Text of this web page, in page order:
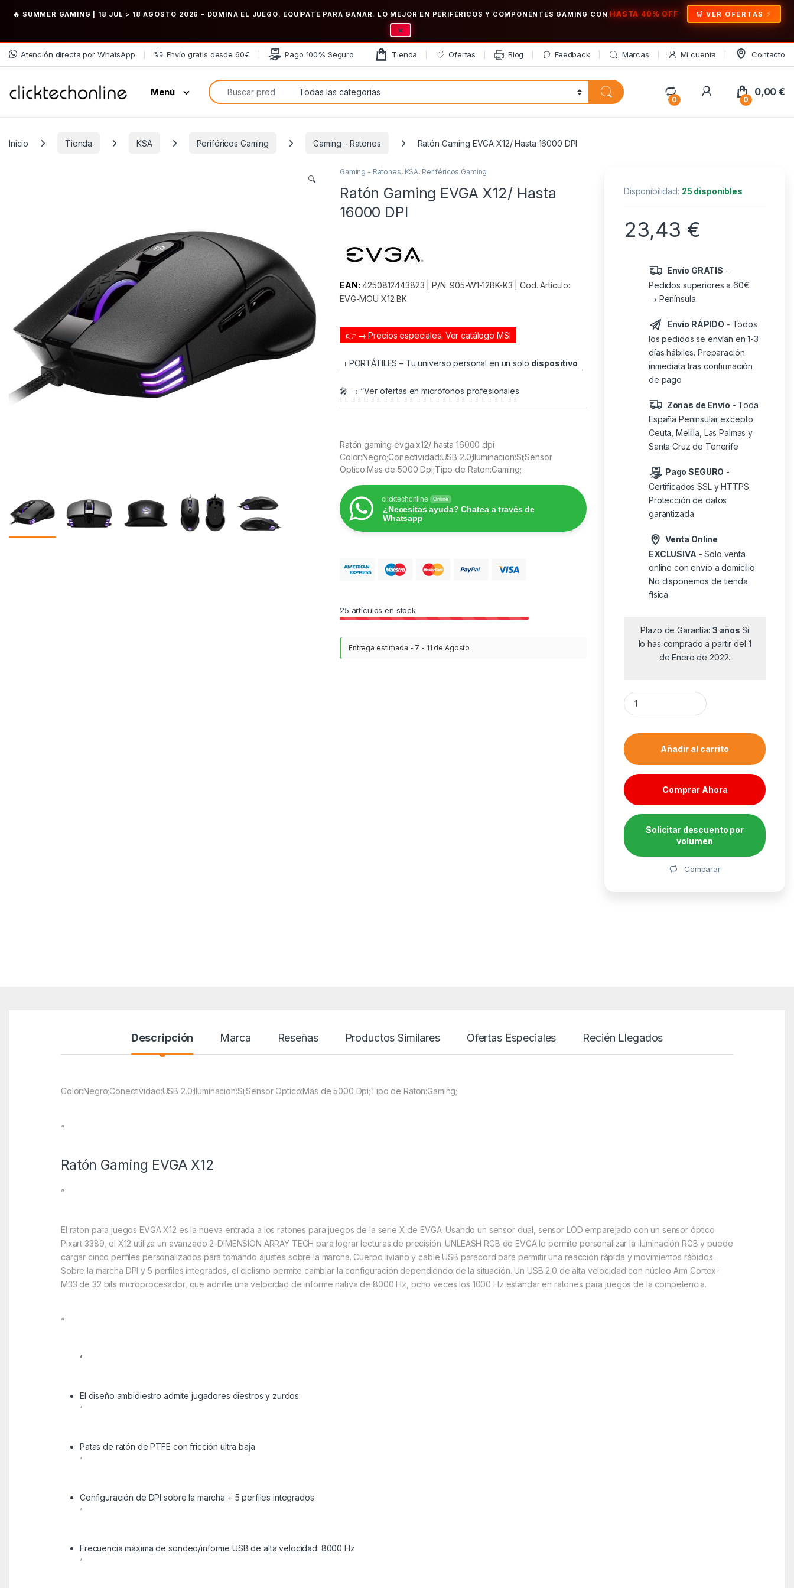
🔥 SUMMER GAMING | 18 JUL > 18 AGOSTO 2026 - DOMINA EL JUEGO. EQUÍPATE PARA GANAR. LO MEJOR EN PERIFÉRICOS Y COMPONENTES GAMING CON HASTA 40% OFF 🛒 VER OFERTAS
×
Saltar a la navegación
Saltar al contenido
Atención directa por WhatsApp Envío gratis desde 60€ Pago 100% Seguro Tienda Ofertas Blog Feedback Marcas Mi cuenta Contacto
Menú
Búsqueda de:
0
My Account
0
0,00€
Inicio Tienda KSA Periféricos Gaming Gaming - Ratones Ratón Gaming EVGA X12/ Hasta 16000 DPI
🔍
Gaming - Ratones, KSA, Periféricos Gaming
Ratón Gaming EVGA X12/ Hasta
16000 DPI
EAN: 4250812443823 | P/N: 905-W1-12BK-K3 | Cod. Artículo:
EVG-MOU X12 BK
👉 → Precios especiales. Ver catálogo MSI
ℹ️ PORTÁTILES – Tu universo personal en un solo dispositivo
🎤 → “Ver ofertas en micrófonos profesionales
Ratón gaming evga x12/ hasta 16000 dpi
Color:Negro;Conectividad:USB 2.0;Iluminacion:Si;Sensor
Optico:Mas de 5000 Dpi;Tipo de Raton:Gaming;
clicktechonline Online
¿Necesitas ayuda? Chatea a través de
Whatsapp
25 artículos en stock
Entrega estimada - 7 - 11 de Agosto
Disponibilidad: 25 disponibles
23,43 €
Envío GRATIS -
Pedidos superiores a 60€
→ Península
Envío RÁPIDO - Todos
los pedidos se envían en 1-3
días hábiles. Preparación
inmediata tras confirmación
de pago
Zonas de Envío - Toda
España Peninsular excepto
Ceuta, Melilla, Las Palmas y
Santa Cruz de Tenerife
Pago SEGURO -
Certificados SSL y HTTPS.
Protección de datos
garantizada
Venta Online
EXCLUSIVA - Solo venta
online con envío a domicilio.
No disponemos de tienda
física
Plazo de Garantía: 3 años Si
lo has comprado a partir del 1
de Enero de 2022.
Ratón Gaming EVGA X12/ Hasta 16000 DPI
Añadir al carrito
Comprar Ahora
Solicitar descuento por
volumen
Comparar
Descripción Marca Reseñas Productos Similares Ofertas Especiales Recién Llegados
Color:Negro;Conectividad:USB 2.0;Iluminacion:Si;Sensor Optico:Mas de 5000 Dpi;Tipo de Raton:Gaming;
“
Ratón Gaming EVGA X12
”
El raton para juegos EVGA X12 es la nueva entrada a los ratones para juegos de la serie X de EVGA. Usando un sensor dual, sensor LOD emparejado con un sensor óptico
Pixart 3389, el X12 utiliza un avanzado 2-DIMENSION ARRAY TECH para lograr lecturas de precisión. UNLEASH RGB de EVGA le permite personalizar la iluminación RGB y puede
cargar cinco perfiles personalizados para tomando ajustes sobre la marcha. Cuerpo liviano y cable USB paracord para permitir una reacción rápida y movimientos rápidos.
Sobre la marcha DPI y 5 perfiles integrados, el ciclismo permite cambiar la configuración dependiendo de la situación. Un USB 2.0 de alta velocidad con núcleo Arm Cortex-
M33 de 32 bits microprocesador, que admite una velocidad de informe nativa de 8000 Hz, ocho veces los 1000 Hz estándar en ratones para juegos de la competencia.
”
‘
El diseño ambidiestro admite jugadores diestros y zurdos.
‘
Patas de ratón de PTFE con fricción ultra baja
‘
Configuración de DPI sobre la marcha + 5 perfiles integrados
‘
Frecuencia máxima de sondeo/informe USB de alta velocidad: 8000 Hz
‘